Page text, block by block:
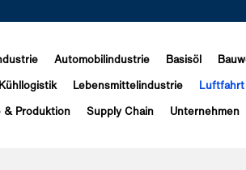
Automobilindustrie Basisöl
Lebensmittelindustrie Luftfahrt
& Produktion Supply Chain Unternehmen